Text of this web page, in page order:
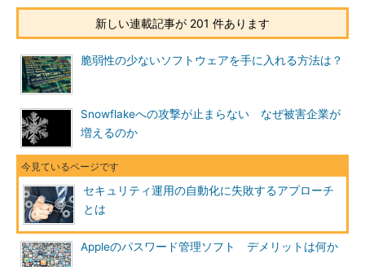
新しい連載記事が 201 件あります
脆弱性の少ないソフトウェアを手に入れる方法は？
Snowflakeへの攻撃が止まらない なぜ被害企業が
増えるのか
セキュリティ運用の自動化に失敗するアプローチ
とは
Appleのパスワード管理ソフト デメリットは何か